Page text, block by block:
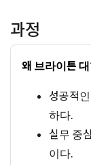
과정
왜 브라이튼
성공적
하다.
실무 중
이다.